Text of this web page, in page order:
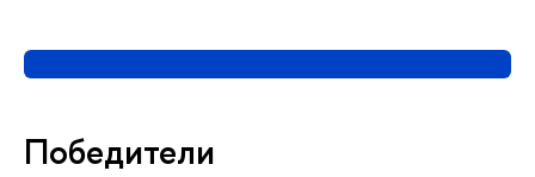
Победители